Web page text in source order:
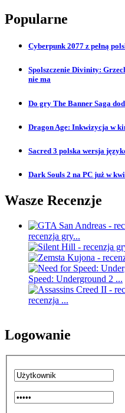
Popularne
Cyberpunk 2077 z pełną
Spolszczenie Divinity:
nie ma
Do gry The Banner Saga
Dragon Age: Inkwizycja w
Sacred 3 polska wersja
Dark Souls 2 na PC już w
Wasze Recenzje
recenzja gry...
Speed: Underground 2 ...
recenzja ...
Logowanie